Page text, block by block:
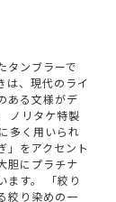
タンブラーで
は、現代のライ
ある文様がデ
ノリタケ特製
多く用いられ
」をアクセント
胆にプラチナ
ます。 「絞り
絞り染めの一